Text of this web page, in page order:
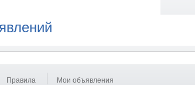
Правила Мои объявления